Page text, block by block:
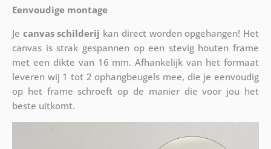
Eenvoudige montage
Je canvas schilderij kan direct worden opgehangen! Het
canvas is strak gespannen op een stevig houten frame
met een dikte van 16 mm. Afhankelijk van het formaat
leveren wij 1 tot 2 ophangbeugels mee, die je eenvoudig
op het frame schroeft op de manier die voor jou het
beste uitkomt.